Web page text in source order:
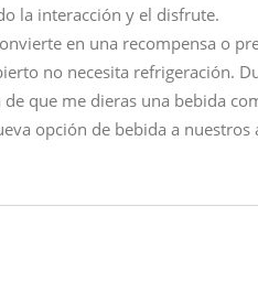
la interacción y el disfrute.
en una recompensa o
no necesita refrigeración.
de que me dieras una bebida
opción de bebida a